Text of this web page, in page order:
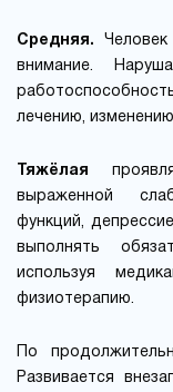
Средняя.
внимание.
лечению,
Тяжёлая
выраженной
функций,
выполнять
используя
физиотерапию.
По
Развивается